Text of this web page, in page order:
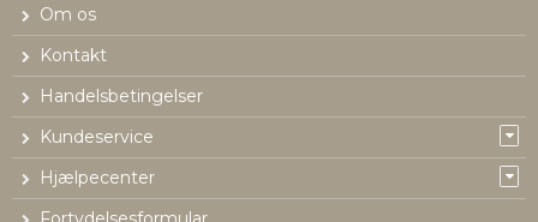
Om os
Kontakt
Handelsbetingelser
Kundeservice
Hjælpecenter